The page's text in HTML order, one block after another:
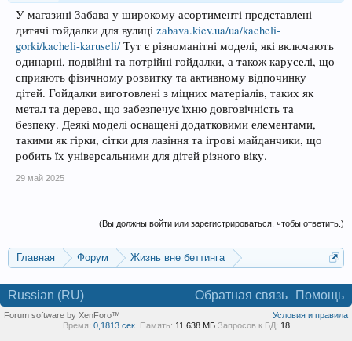
У магазині Забава у широкому асортименті представлені
дитячі гойдалки для вулиці zabava.kiev.ua/ua/kacheli-
gorki/kacheli-karuseli/ Тут є різноманітні моделі, які включають
одинарні, подвійні та потрійні гойдалки, а також каруселі, що
сприяють фізичному розвитку та активному відпочинку
дітей. Гойдалки виготовлені з міцних матеріалів, таких як
метал та дерево, що забезпечує їхню довговічність та
безпеку. Деякі моделі оснащені додатковими елементами,
такими як гірки, сітки для лазіння та ігрові майданчики, що
робить їх універсальними для дітей різного віку.
29 май 2025
(Вы должны войти или зарегистрироваться, чтобы ответить.)
Главная Форум
Жизнь вне беттинга
Russian (RU) Обратная связь Помощь
Условия и правила
Forum software by XenForo™
Время: 0,1813 сек. Память: 11,638 МБ Запросов к БД: 18